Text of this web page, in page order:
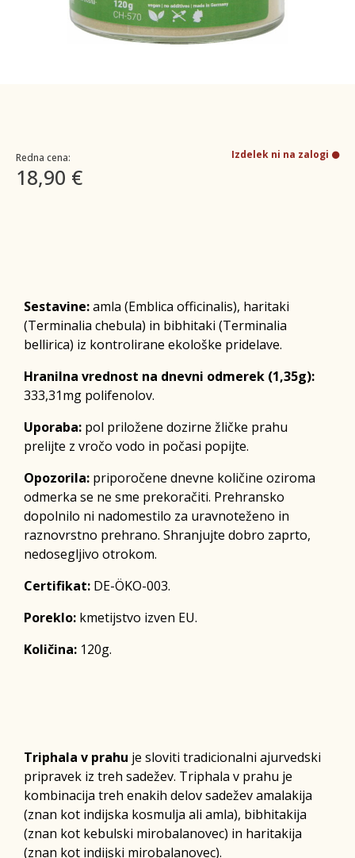
Redna cena:
18,90 €
Izdelek ni na zalogi
Sestavine:amla (Emblica officinalis), haritaki
(Terminalia chebula) in bibhitaki (Terminalia
bellirica) iz kontrolirane ekološke pridelave.
Hranilna vrednost na dnevni odmerek (1,35g):
333,31mg polifenolov.
Uporaba: pol priložene dozirne žličke prahu
prelijte z vročo vodo in počasi popijte.
Opozorila: priporočene dnevne količine oziroma
odmerka se ne sme prekoračiti. Prehransko
dopolnilo ni nadomestilo za uravnoteženo in
raznovrstno prehrano. Shranjujte dobro zaprto,
nedosegljivo otrokom.
Certifikat: DE-ÖKO-003.
Poreklo: kmetijstvo izven EU.
Količina: 120g.
Triphala v prahu je sloviti tradicionalni ajurvedski
pripravek iz treh sadežev. Triphala v prahu je
kombinacija treh enakih delov sadežev amalakija
(znan kot indijska kosmulja ali amla), bibhitakija
(znan kot kebulski mirobalanovec) in haritakija
(znan kot indijski mirobalanovec).